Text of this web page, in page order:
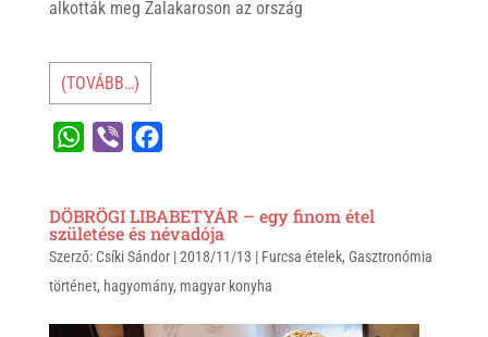
alkották meg Zalakaroson az ország
(TOVÁBB…)
t
s
A
p
e
r
e
b
o
o
DÖBRÖGI LIBABETYÁR – egy finom étel
születése és névadója
Szerző: Csíki Sándor|2018/11/13 | Furcsa ételek, Gasztronómia
történet, hagyomány, magyar konyha